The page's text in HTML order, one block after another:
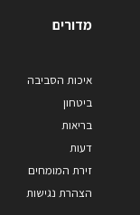
מדורים
איכות הסביבה
ביטחון
בריאות
דעות
זירת המומחים
הצהרת נגישות